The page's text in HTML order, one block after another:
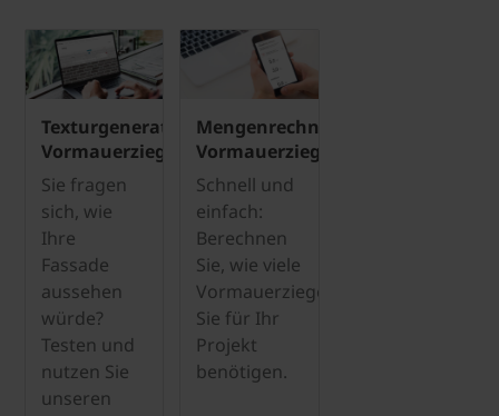
Texturgenerator
Vormauerziegel
Sie fragen
sich, wie
Ihre
Fassade
aussehen
würde?
Testen und
nutzen Sie
unseren
Mengenrechner
Vormauerziegel
Schnell und
einfach:
Berechnen
Sie, wie viele
Vormauerziegel
Sie für Ihr
Projekt
benötigen.